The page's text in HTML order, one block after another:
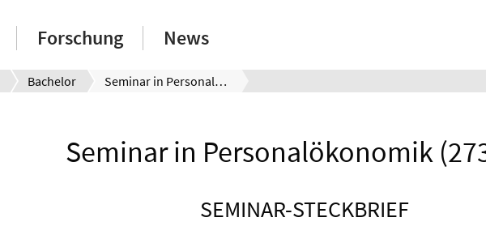
Forschung News
Bachelor Seminar in Personalökonomik
Seminar in Personalökonomik
SEMINAR-STECKBRIEF